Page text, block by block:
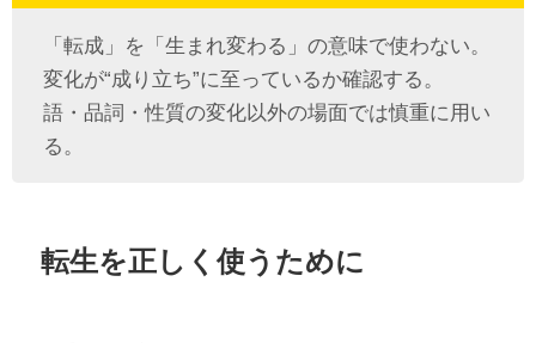
「転成」を「生まれ変わる」の意味で使わない。
変化が“成り立ち”に至っているか確認する。
語・品詞・性質の変化以外の場面では慎重に用い
る。
転生を正しく使うために